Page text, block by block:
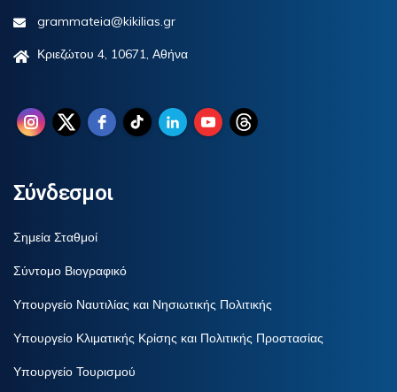
grammateia@kikilias.gr
Κριεζώτου 4, 10671, Αθήνα
Σύνδεσμοι
Σημεία Σταθμοί
Σύντομο Βιογραφικό
Υπουργείο Ναυτιλίας και Νησιωτικής Πολιτικής
Υπουργείο Κλιματικής Κρίσης και Πολιτικής Προστασίας
Υπουργείο Τουρισμού